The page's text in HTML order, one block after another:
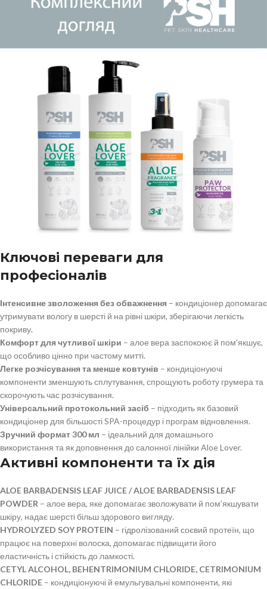
Ключові переваги для
професіоналів
Інтенсивне зволоження без обважнення – кондиціонер допомагає
утримувати вологу в шерсті й на рівні шкіри, зберігаючи легкість
покриву.
Комфорт для чутливої шкіри – алое вера заспокоює й пом’якшує,
що особливо цінно при частому митті.
Легке розчісування та менше ковтунів – кондиціонуючі
компоненти зменшують сплутування, спрощують роботу грумера та
скорочують час розчісування.
Універсальний протокольний засіб – підходить як базовий
кондиціонер для більшості SPA-процедур і програм відновлення.
Зручний формат 300 мл – ідеальний для домашнього
використання та як доповнення до салонної лінійки Aloe Lover.
Активні компоненти та їх дія
ALOE BARBADENSIS LEAF JUICE / ALOE BARBADENSIS LEAF
POWDER – алое вера, яке допомагає зволожувати й пом’якшувати
шкіру, надає шерсті більш здорового вигляду.
HYDROLYZED SOY PROTEIN – гідролізований соєвий протеїн, що
працює на поверхні волоска, допомагає підвищити його
еластичність і стійкість до ламкості.
CETYL ALCOHOL, BEHENTRIMONIUM CHLORIDE, CETRIMONIUM
CHLORIDE – кондиціонуючі й емульгувальні компоненти, які